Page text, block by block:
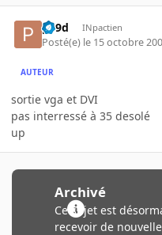
p19d INpactien
Posté(e) le 15 octobre
AUTEUR
sortie vga et DVI
pas interressé à 35 desolé
up
Archivé
Ce sujet est
recevoir de